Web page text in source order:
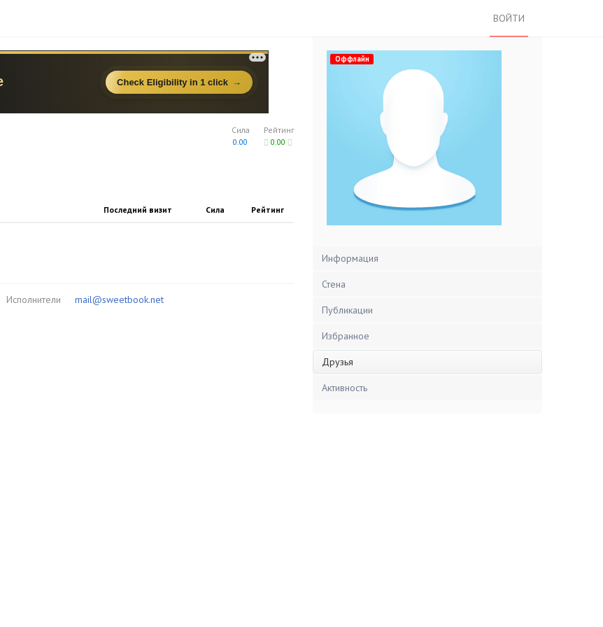
ВОЙТИ
Рейтинг
0.00
Сила
0.00
Последний визит Сила Рейтинг
Исполнители mail@sweetbook.net
Оффлайн
Информация
Стена
Публикации
Избранное
Друзья
Активность